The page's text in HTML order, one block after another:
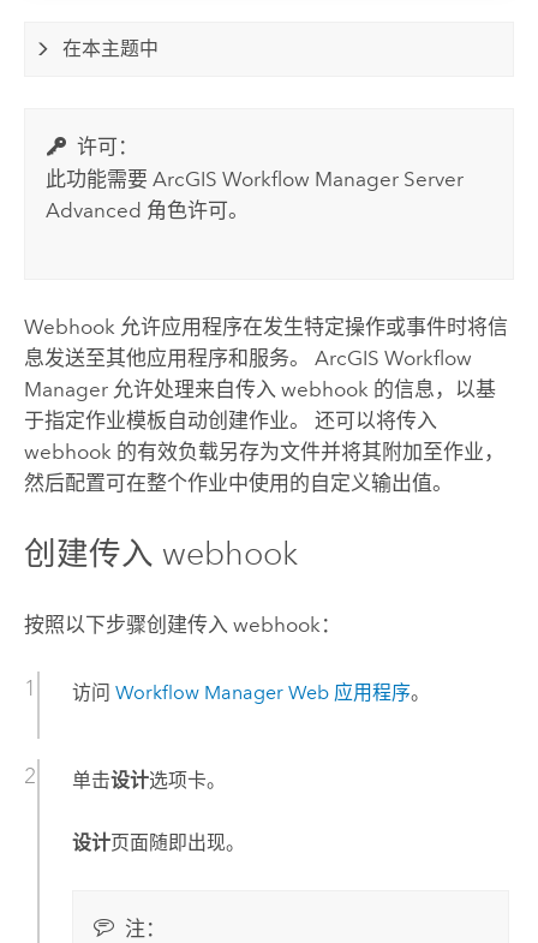
在本主题中
许可：
此功能需要ArcGIS Workflow Manager Server
Advanced 角色许可。
Webhook 允许应用程序在发生特定操作或事件时将信
息发送至其他应用程序和服务。 ArcGIS Workflow
Manager允许处理来自传入 webhook 的信息，以基
于指定作业模板自动创建作业。 还可以将传入
webhook 的有效负载另存为文件并将其附加至作业，
然后配置可在整个作业中使用的自定义输出值。
创建传入 webhook
按照以下步骤创建传入 webhook：
访问 Workflow ManagerWeb 应用程序。
单击设计选项卡。
设计页面随即出现。
注：